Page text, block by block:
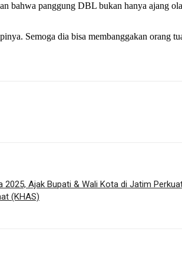
bahwa panggung DBL bukan hanya ajang
Semoga dia bisa membanggakan orang
2025, Ajak Bupati & Wali Kota di Jatim
(KHAS)